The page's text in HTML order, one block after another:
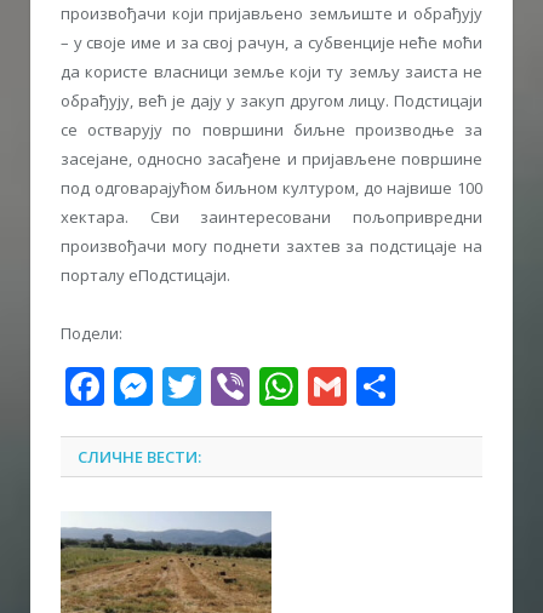
произвођачи који пријављено земљиште и обрађују
– у своје име и за свој рачун, а субвенције неће моћи
да користе власници земље који ту земљу заиста не
обрађују, већ је дају у закуп другом лицу. Подстицаји
се остварују по површини биљне производње за
засејане, односно засађене и пријављене површине
под одговарајућом биљном културом, до највише 100
хектара. Сви заинтересовани пољопривредни
произвођачи могу поднети захтев за подстицаје на
порталу еПодстицаји.
Подели:
Facebook
Messenger
Twitter
ViberWhatsApp
Gmail
СЛИЧНЕ ВЕСТИ: